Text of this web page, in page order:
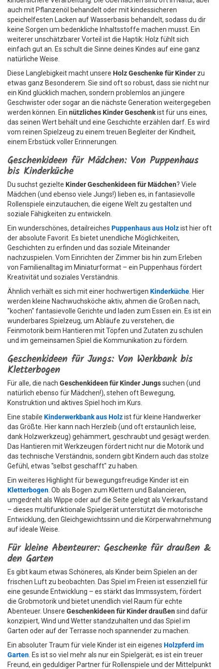
auch mit Pflanzenöl behandelt oder mit kindessicheren
speichelfesten Lacken auf Wasserbasis behandelt, sodass du dir
keine Sorgen um bedenkliche Inhaltsstoffe machen musst. Ein
weiterer unschätzbarer Vorteil ist die Haptik: Holz fühlt sich
einfach gut an. Es schult die Sinne deines Kindes auf eine ganz
natürliche Weise.
Diese Langlebigkeit macht unsere Holz Geschenke für Kinder zu
etwas ganz Besonderem. Sie sind oft so robust, dass sie nicht nur
ein Kind glücklich machen, sondern problemlos an jüngere
Geschwister oder sogar an die nächste Generation weitergegeben
werden können. Ein nützliches Kinder Geschenkist für uns eines,
das seinen Wert behält und eine Geschichte erzählen darf. Es wird
vom reinen Spielzeug zu einem treuen Begleiter der Kindheit,
einem Erbstück voller Erinnerungen.
Geschenkideen für Mädchen: Von Puppenhaus
bis Kinderküche
Du suchst gezielte Kinder Geschenkideen für Mädchen? Viele
Mädchen (und ebenso viele Jungs!) lieben es, in fantasievolle
Rollenspiele einzutauchen, die eigene Welt zu gestalten und
soziale Fähigkeiten zu entwickeln.
Ein wunderschönes, detailreiches Puppenhaus aus Holzist hier oft
der absolute Favorit. Es bietet unendliche Möglichkeiten,
Geschichten zu erfinden und das soziale Miteinander
nachzuspielen. Vom Einrichten der Zimmer bis hin zum Erleben
von Familienalltag im Miniaturformat – ein Puppenhaus fördert
Kreativität und soziales Verständnis.
Ähnlich verhält es sich mit einer hochwertigen Kinderküche . Hier
werden kleine Nachwuchsköche aktiv, ahmen die Großen nach,
"kochen" fantasievolle Gerichte und laden zum Essen ein. Es ist ein
wunderbares Spielzeug, um Abläufe zu verstehen, die
Feinmotorik beim Hantieren mit Töpfen und Zutaten zu schulen
und im gemeinsamen Spiel die Kommunikation zu fördern.
Geschenkideen für Jungs: Von Werkbank bis
Kletterbogen
Für alle, die nach Geschenkideen für Kinder Jungssuchen (und
natürlich ebenso für Mädchen!), stehen oft Bewegung,
Konstruktion und aktives Spiel hoch im Kurs.
Eine stabile Kinderwerkbank aus Holzist für kleine Handwerker
das Größte. Hier kann nach Herzleib (und oft erstaunlich leise,
dank Holzwerkzeug) gehämmert, geschraubt und gesägt werden.
Das Hantieren mit Werkzeugen fördert nicht nur die Motorik und
das technische Verständnis, sondern gibt Kindern auch das stolze
Gefühl, etwas "selbst geschafft" zu haben.
Ein weiteres Highlight für bewegungsfreudige Kinder ist ein
Kletterbogen . Ob als Bogen zum Klettern und Balancieren,
umgedreht als Wippe oder auf die Seite gelegt als Verkaufsstand
– dieses multifunktionale Spielgerät unterstützt die motorische
Entwicklung, den Gleichgewichtssinn und die Körperwahrnehmung
auf ideale Weise.
Für kleine Abenteurer: Geschenke für draußen &
den Garten
Es gibt kaum etwas Schöneres, als Kinder beim Spielen an der
frischen Luft zu beobachten. Das Spiel im Freien ist essenziell für
eine gesunde Entwicklung – es stärkt das Immssystem, fördert
die Grobmotorik und bietet unendlich viel Raum für echte
Abenteuer. Unsere Geschenkideen für Kinder draußen sind dafür
konzipiert, Wind und Wetter standzuhalten und das Spiel im
Garten oder auf der Terrasse noch spannender zu machen.
Ein absoluter Traum für viele Kinder ist ein eigenes Holzpferd im
Garten . Es ist so viel mehr als nur ein Spielgerät; es ist ein treuer
Freund, ein geduldiger Partner für Rollenspiele und der Mittelpunkt